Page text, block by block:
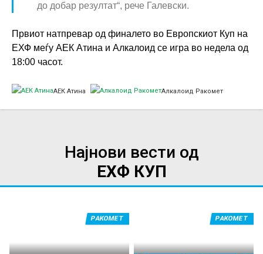
до добар резултат“, рече Галевски.
Првиот натпревар од финалето во Европскиот Куп на
ЕХФ меѓу АЕК Атина и Алкалоид се игра во недела од
18:00 часот.
АЕК Атина Алкалоид Ракомет
Најнови вести од
ЕХФ КУП
РАКОМЕТ РАКОМЕТ